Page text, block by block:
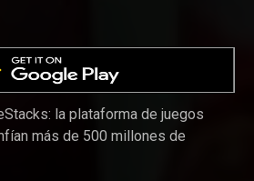
la plataforma de juegos
más de 500 millones de